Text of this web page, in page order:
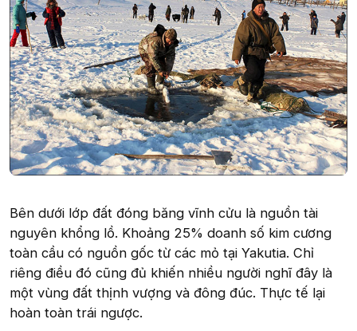
Bên dưới lớp đất đóng băng vĩnh cửu là nguồn tài
nguyên khổng lồ. Khoảng 25% doanh số kim cương
toàn cầu có nguồn gốc từ các mỏ tại Yakutia. Chỉ
riêng điều đó cũng đủ khiến nhiều người nghĩ đây là
một vùng đất thịnh vượng và đông đúc. Thực tế lại
hoàn toàn trái ngược.